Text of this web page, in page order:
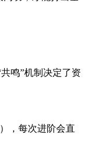
鸣”机制决定了资
，每次进阶会直